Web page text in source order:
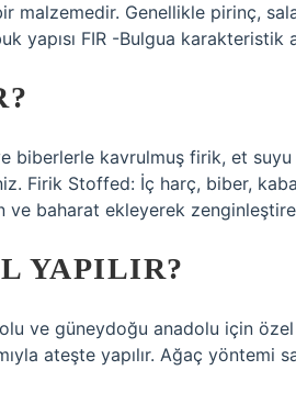
malzemedir. Genellikle pirinç,
yapısı FIR -Bulgua karakteristik
biberlerle kavrulmuş firik, et
Firik Stoffed: İç harç, biber,
ve baharat ekleyerek
YAPILIR?
ve güneydoğu anadolu için
ateşte yapılır. Ağaç yöntemi